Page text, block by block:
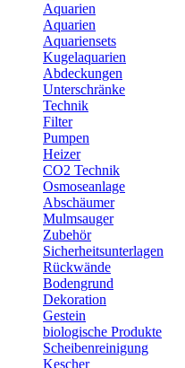
Aquarien
Aquarien
Aquariensets
Kugelaquarien
Abdeckungen
Unterschränke
Technik
Filter
Pumpen
Heizer
CO2 Technik
Osmoseanlage
Abschäumer
Mulmsauger
Zubehör
Sicherheitsunterlagen
Rückwände
Bodengrund
Dekoration
Gestein
biologische Produkte
Scheibenreinigung
Kescher